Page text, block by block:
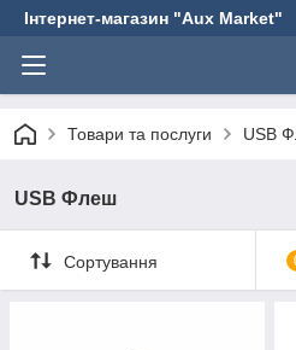
Інтернет-магазин "Aux Market"
Товари та послуги USB
USB Флеш
Сортування